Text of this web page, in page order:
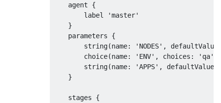
    agent {
        label 'master'
    }
    parameters {
string(name: 'NODES',
choice(name: 'ENV', choices:
string(name: 'APPS',
    }
    stages {